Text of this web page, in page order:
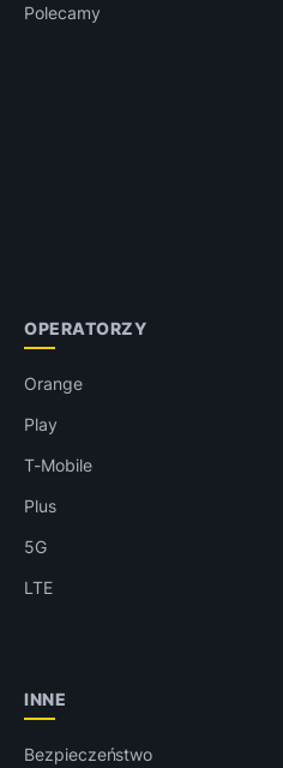
Polecamy
OPERATORZY
Orange
Play
T-Mobile
Plus
5G
LTE
INNE
Bezpieczeństwo